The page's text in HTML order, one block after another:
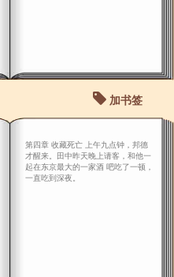
加书签
第四章 收藏死亡 上午九点钟，邦德
才醒来。田中昨天晚上请客，和他一
起在东京最大的一家酒 吧吃了一顿，
一直吃到深夜。